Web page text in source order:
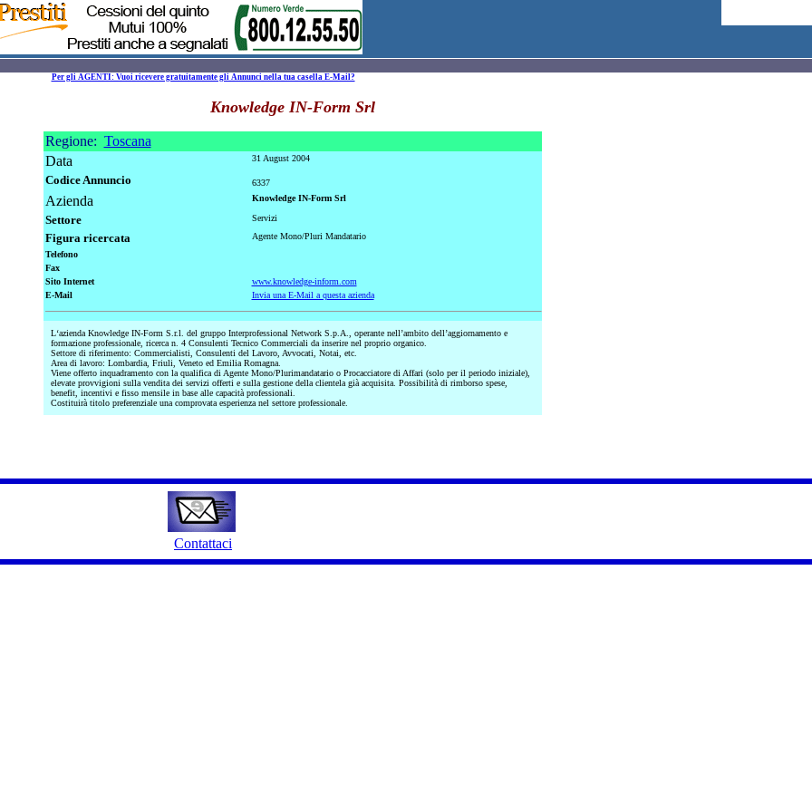
Per gli AGENTI: Vuoi ricevere gratuitamente gli Annunci nella tua casella E-Mail?
Knowledge IN-Form Srl
Regione: Toscana
Data
31 August 2004
Codice Annuncio 6337
Azienda Knowledge IN-Form Srl
Settore Servizi
Figura ricercata
Agente Mono/Pluri Mandatario
Telefono
Fax
Sito Internet
www.knowledge-inform.com
E-Mail
Invia una E-Mail a questa azienda
L‘azienda Knowledge IN-Form S.r.l. del gruppo Interprofessional Network S.p.A., operante nell’ambito dell’aggiornamento e
formazione professionale, ricerca n. 4 Consulenti Tecnico Commerciali da inserire nel proprio organico.
Settore di riferimento: Commercialisti, Consulenti del Lavoro, Avvocati, Notai, etc.
Area di lavoro: Lombardia, Friuli, Veneto ed Emilia Romagna.
Viene offerto inquadramento con la qualifica di Agente Mono/Plurimandatario o Procacciatore di Affari (solo per il periodo iniziale),
elevate provvigioni sulla vendita dei servizi offerti e sulla gestione della clientela già acquisita. Possibilità di rimborso spese,
benefit, incentivi e fisso mensile in base alle capacità professionali.
Costituirà titolo preferenziale una comprovata esperienza nel settore professionale.
Contattaci